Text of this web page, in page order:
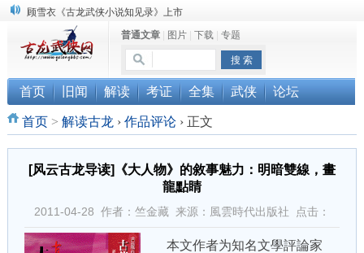
顾雪衣《古龙武侠小说知见录》上市
“武侠书库”查缺补漏活动圆满结束
《古龙小说原貌探究》修订版已上市
普通文章| 图片| 下载| 专题
首页 旧闻 解读 考证 全集 武侠 论坛
首页> 解读古龙 › 作品评论 ›正文
[风云古龙导读]《大人物》的敘事魅力：明暗雙線，畫
龍點睛
2011-04-28 作者：竺金藏 来源：風雲時代出版社 点击：
本文作者为知名文學評論家